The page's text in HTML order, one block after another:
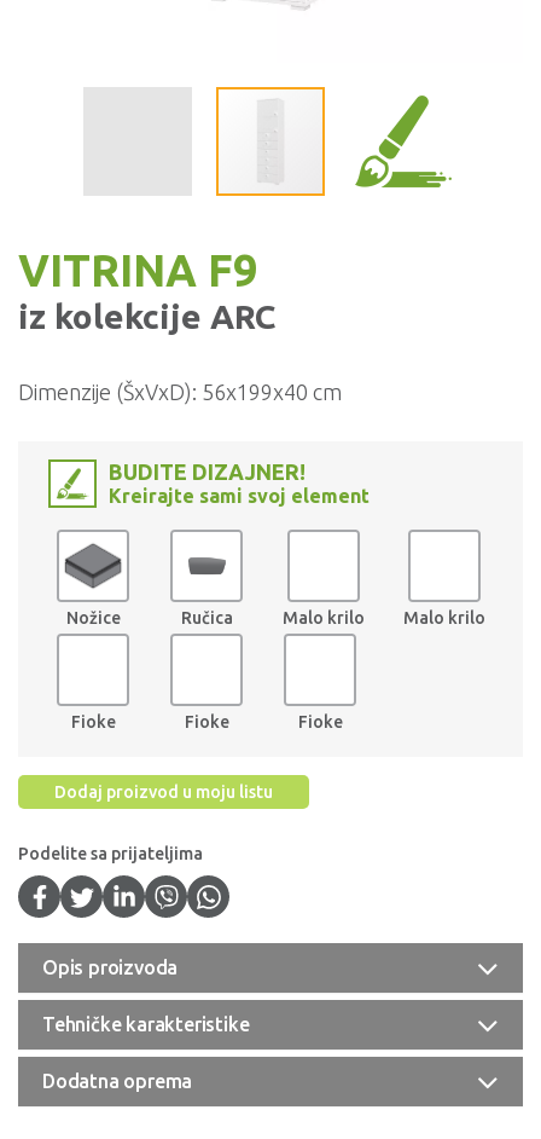
VITRINA F9
iz kolekcije ARC
Dimenzije (ŠxVxD): 56x199x40 cm
BUDITE DIZAJNER!
Kreirajte sami svoj element
Nožice Ručica Malo krilo Malo krilo
Fioke Fioke Fioke
Dodaj proizvod u moju listu
Podelite sa prijateljima
Opis proizvoda
Tehničke karakteristike
Dodatna oprema